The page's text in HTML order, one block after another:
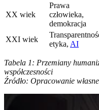
XX wiek
Prawa
człowieka,
demokracja
XXI wiek
etyka, AI
Tabela 1: Przemiany
współczesności
Źródło: Opracowanie